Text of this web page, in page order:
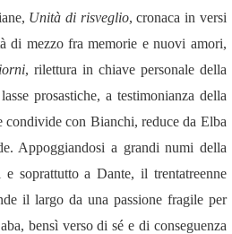
Unità di risveglio, cronaca in versi
di mezzo fra memorie e nuovi amori,
, rilettura in chiave personale della
prosastiche, a testimonianza della
condivide con Bianchi, reduce da Elba
Appoggiandosi a grandi numi della
soprattutto a Dante, il trentatreenne
il largo da una passione fragile per
bensì verso di sé e di conseguenza